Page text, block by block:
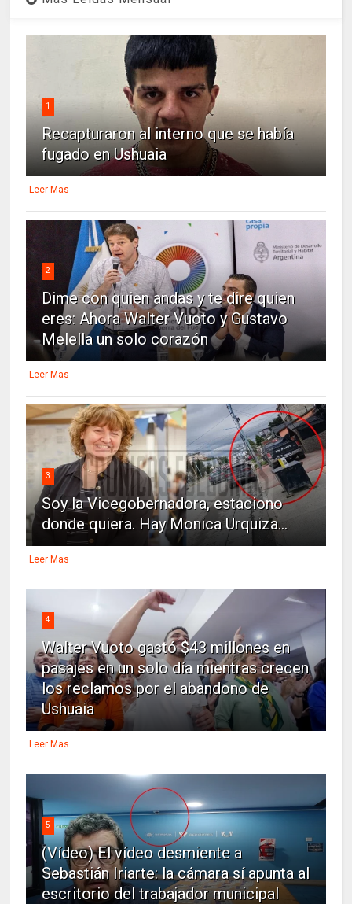
1
Recapturaron al interno que se había
fugado en Ushuaia
Leer Mas
2
Dime con quien andas y te dire quien
eres: Ahora Walter Vuoto y Gustavo
Melella un solo corazón
Leer Mas
3
Soy la Vicegobernadora, estaciono
donde quiera. Hay Monica Urquiza...
Leer Mas
4
Walter Vuoto gastó $43 millones en
pasajes en un solo día mientras crecen
los reclamos por el abandono de
Ushuaia
Leer Mas
5
(Vídeo) El vídeo desmiente a
Sebastián Iriarte: la cámara sí apunta al
escritorio del trabajador municipal